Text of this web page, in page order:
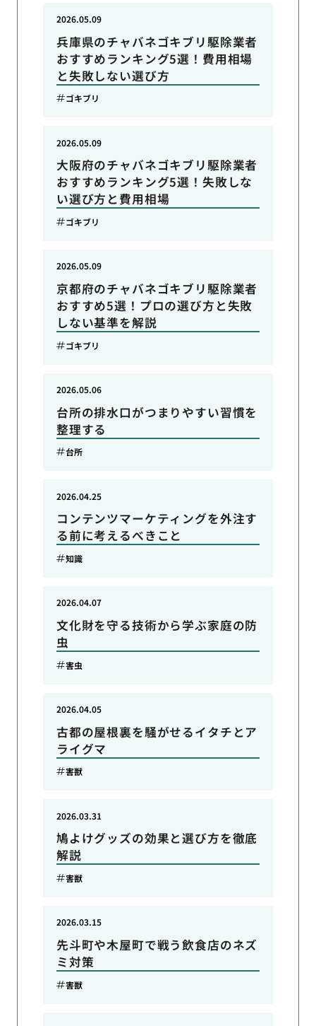
兵庫県のチャバネゴキブリ駆除業者
おすすめランキング5選！費用相場
と失敗しない選び方
2026.05.09
ゴキブリ
大阪府のチャバネゴキブリ駆除業者
おすすめランキング5選！失敗しな
い選び方と費用相場
2026.05.09
ゴキブリ
京都府のチャバネゴキブリ駆除業者
おすすめ5選！プロの選び方と失敗
しない基準を解説
2026.05.09
ゴキブリ
台所の排水口がつまりやすい習慣を
整理する
2026.05.06
台所
コンテンツマーケティングを外注す
る前に考えるべきこと
2026.04.25
知識
文化財を守る技術から学ぶ家庭の防
虫
2026.04.07
害虫
古都の屋根裏を騒がせるイタチとア
ライグマ
2026.04.05
害獣
鳩よけグッズの効果と選び方を徹底
解説
2026.03.31
害獣
先斗町や木屋町で戦う飲食店のネズ
ミ対策
2026.03.15
害獣